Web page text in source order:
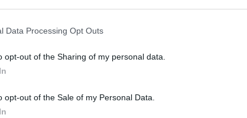
Data Processing Opt Outs
opt-out of the Sharing of my personal data.
opt-out of the Sale of my Personal Data.
geforceerd ofwel natuurlijk. Een geforceerde
van haar geleerd heeft. Dit betekent dat de
gewicht, groeipatroon, textuur of dichtheid en kleur.
Dit is een uitgestorven benadering voor het bepalen van